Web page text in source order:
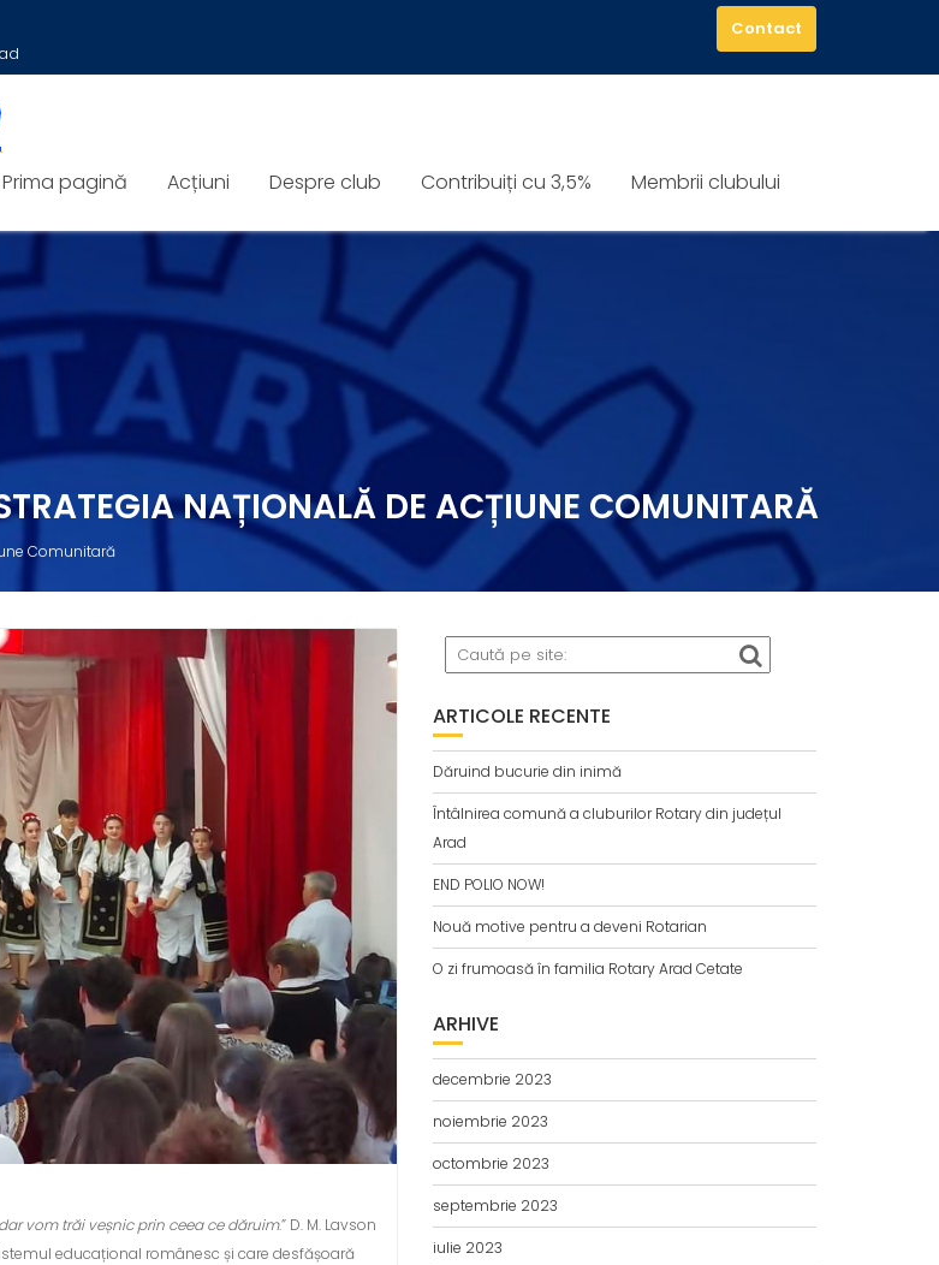
Contact
Prima pagină Acțiuni Despre club Contribuiți cu 3,5% Membrii clubului
NAȚIONALĂ DE ACȚIUNE COMUNITARĂ
Comunitară
vom trăi veșnic prin ceea ce dăruim.” D. M. Lavson
educațional românesc și care desfășoară
ARTICOLE RECENTE
Dăruind bucurie din inimă
Întâlnirea comună a cluburilor Rotary din județul
Arad
END POLIO NOW!
Nouă motive pentru a deveni Rotarian
O zi frumoasă în familia Rotary Arad Cetate
ARHIVE
decembrie 2023
noiembrie 2023
octombrie 2023
septembrie 2023
iulie 2023